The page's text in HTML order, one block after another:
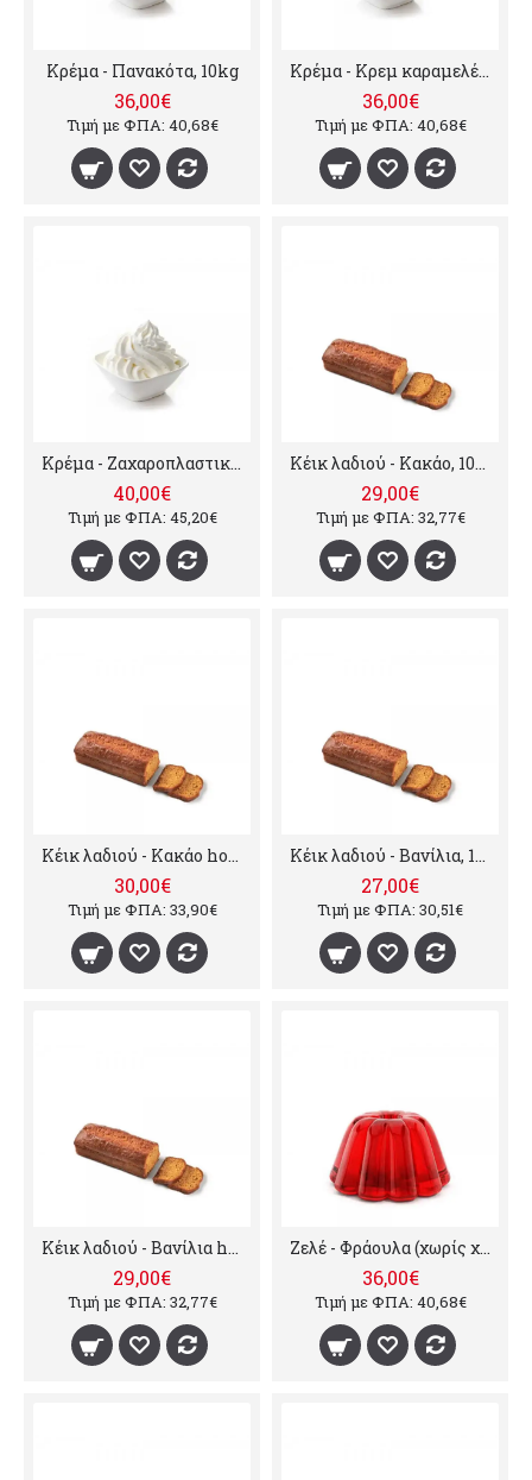
Κρέμα - Πανακότα, 10kg
36,00€
Τιμή με ΦΠΑ: 40,68€
Κρέμα - Κρεμ καραμελέ, 10kg
36,00€
Τιμή με ΦΠΑ: 40,68€
Κρέμα - Ζαχαροπλαστικής, 10kg
40,00€
Τιμή με ΦΠΑ: 45,20€
Κέικ λαδιού - Κακάο, 10kg
29,00€
Τιμή με ΦΠΑ: 32,77€
Κέικ λαδιού - Κακάο horeca, 10kg
30,00€
Τιμή με ΦΠΑ: 33,90€
Κέικ λαδιού - Βανίλια, 10kg
27,00€
Τιμή με ΦΠΑ: 30,51€
Κέικ λαδιού - Βανίλια horeca, 10kg
29,00€
Τιμή με ΦΠΑ: 32,77€
Ζελέ - Φράουλα (χωρίς χρωστικές), 10kg
36,00€
Τιμή με ΦΠΑ: 40,68€